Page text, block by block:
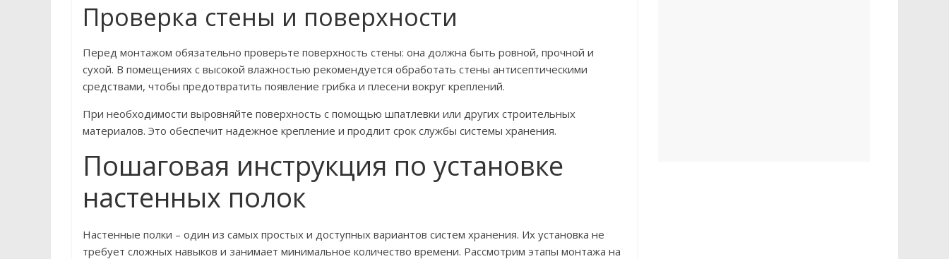
Проверка стены и поверхности
Перед монтажом обязательно проверьте поверхность стены: она должна быть ровной, прочной и
сухой. В помещениях с высокой влажностью рекомендуется обработать стены антисептическими
средствами, чтобы предотвратить появление грибка и плесени вокруг креплений.
При необходимости выровняйте поверхность с помощью шпатлевки или других строительных
материалов. Это обеспечит надежное крепление и продлит срок службы системы хранения.
Пошаговая инструкция по установке
настенных полок
Настенные полки – один из самых простых и доступных вариантов систем хранения. Их установка не
требует сложных навыков и занимает минимальное количество времени. Рассмотрим этапы монтажа на